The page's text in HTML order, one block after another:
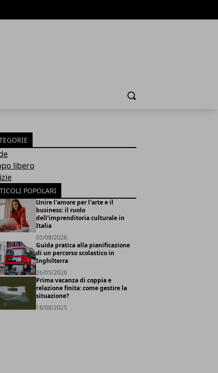
Cerca
libero
POPOLARI
Unire l'amore per l'arte e il
business: il ruolo
dell'imprenditoria culturale in
Italia
05/08/2026
Guida pratica alla pianificazione
di un percorso scolastico in
Inghilterra
26/05/2026
Prima vacanza di coppia e
relazione finita: come gestire la
situazione?
18/08/2025